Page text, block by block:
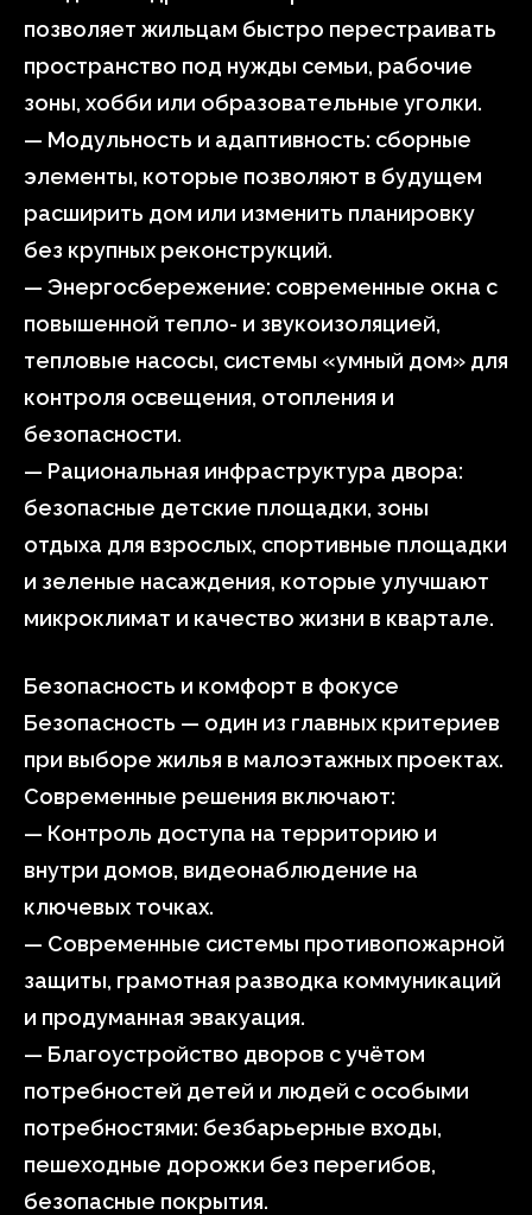
позволяет жильцам быстро перестраивать
пространство под нужды семьи, рабочие
зоны, хобби или образовательные уголки.
— Модульность и адаптивность: сборные
элементы, которые позволяют в будущем
расширить дом или изменить планировку
без крупных реконструкций.
— Энергосбережение: современные окна с
повышенной тепло- и звукоизоляцией,
тепловые насосы, системы «умный дом» для
контроля освещения, отопления и
безопасности.
— Рациональная инфраструктура двора:
безопасные детские площадки, зоны
отдыха для взрослых, спортивные площадки
и зеленые насаждения, которые улучшают
микроклимат и качество жизни в квартале.
Безопасность и комфорт в фокусе
Безопасность — один из главных критериев
при выборе жилья в малоэтажных проектах.
Современные решения включают:
— Контроль доступа на территорию и
внутри домов, видеонаблюдение на
ключевых точках.
— Современные системы противопожарной
защиты, грамотная разводка коммуникаций
и продуманная эвакуация.
— Благоустройство дворов с учётом
потребностей детей и людей с особыми
потребностями: безбарьерные входы,
пешеходные дорожки без перегибов,
безопасные покрытия.